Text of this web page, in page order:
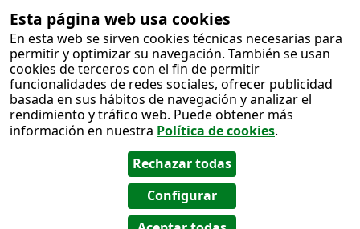
Esta página web usa cookies
En esta web se sirven cookies técnicas necesarias para
permitir y optimizar su navegación. También se usan
cookies de terceros con el fin de permitir
funcionalidades de redes sociales, ofrecer publicidad
basada en sus hábitos de navegación y analizar el
rendimiento y tráfico web. Puede obtener más
información en nuestra Política de cookies.